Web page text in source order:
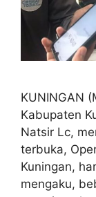
KUNINGAN
Kabupaten
Natsir Lc,
terbuka,
Kuningan,
mengaku,